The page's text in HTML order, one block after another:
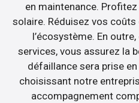
en maintenance.
solaire. Réduisez vos
l’écosystème. En
services, vous assurez la
défaillance sera prise
choisissant notre
accompagnement